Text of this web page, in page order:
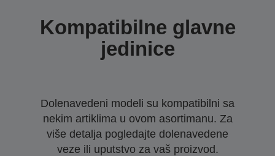
Kompatibilne glavne
jedinice
Dolenavedeni modeli su kompatibilni sa
nekim artiklima u ovom asortimanu. Za
više detalja pogledajte dolenavedene
veze ili uputstvo za vaš proizvod.